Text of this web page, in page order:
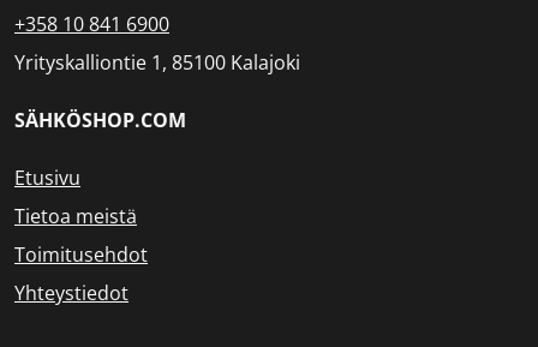
+358 10 841 6900
Yrityskalliontie 1, 85100 Kalajoki
SÄHKÖSHOP.COM
Etusivu
Tietoa meistä
Toimitusehdot
Yhteystiedot